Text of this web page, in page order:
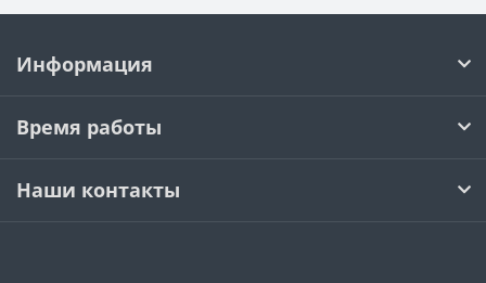
Материнские платы AMD A520 Micro-ATX
Материнские платы Socket AM4 AMD A520 Micro-ATX
Информация
Время работы
Наши контакты